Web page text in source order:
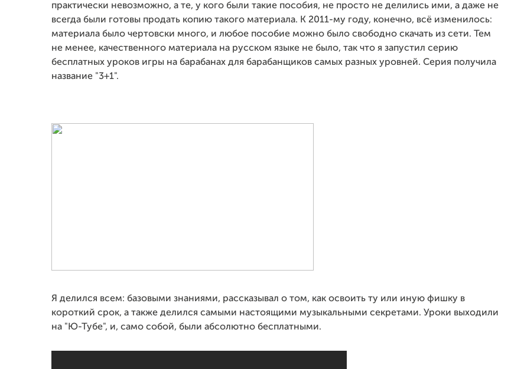
практически невозможно, а те, у кого были такие пособия, не просто не делились ими, а даже не
всегда были готовы продать копию такого материала. К 2011-му году, конечно, всё изменилось:
материала было чертовски много, и любое пособие можно было свободно скачать из сети. Тем
не менее, качественного материала на русском языке не было, так что я запустил серию
бесплатных уроков игры на барабанах для барабанщиков самых разных уровней. Серия получила
название "3+1".
Я делился всем: базовыми знаниями, рассказывал о том, как освоить ту или иную фишку в
короткий срок, а также делился самыми настоящими музыкальными секретами. Уроки выходили
на "Ю-Тубе", и, само собой, были абсолютно бесплатными.